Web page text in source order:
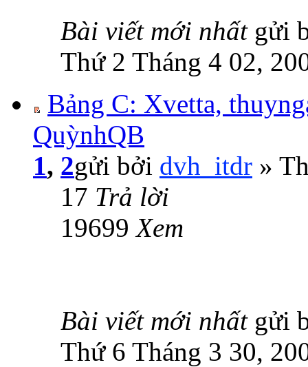
Bài viết mới nhất gửi
Thứ 2 Tháng 4 02,
Bảng C: Xvetta,
QuỳnhQB
1, 2gửi bởi dvh_itdr »
17 Trả lời
19699Xem
Bài viết mới nhất gửi
Thứ 6 Tháng 3 30,